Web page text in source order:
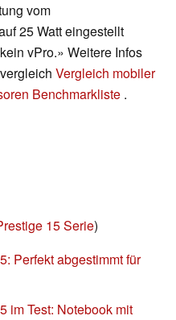
vom
25 Watt eingestellt
vPro.» Weitere Infos
Vergleich mobiler
Benchmarkliste .
15 Serie)
Perfekt abgestimmt für
im Test: Notebook mit